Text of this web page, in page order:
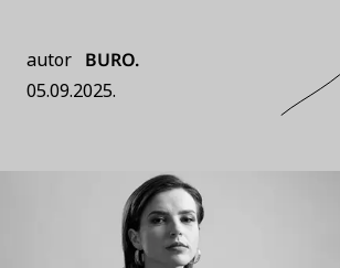
autor BURO.
05.09.2025.